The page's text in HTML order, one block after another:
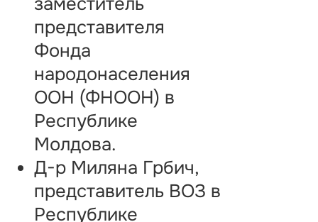
представителя
Фонда
народонаселения
ООН (ФНООН) в
Республике
Молдова.
Д-р Миляна Грбич,
представитель ВОЗ в
Республике